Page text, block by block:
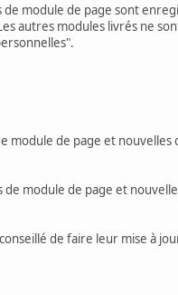
module de page sont
autres modules livrés ne
de page et nouvelles
module de page et
de faire leur mise à